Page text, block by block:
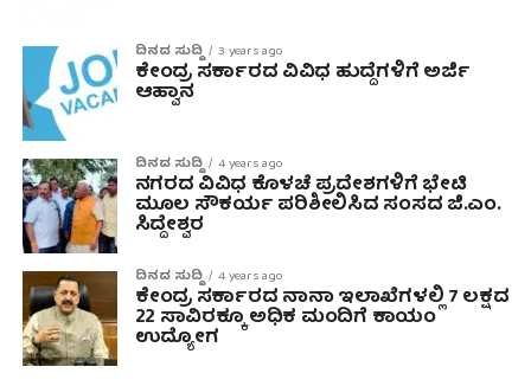
ದಿನದ ಸುದ್ದಿ 3 years ago
ಕೇಂದ್ರ ಸರ್ಕಾರದ ವಿವಿಧ ಹುದ್ದೆಗಳಿಗೆ ಅರ್ಜಿ
ಆಹ್ವಾನ
ದಿನದ ಸುದ್ದಿ 4 years ago
ನಗರದ ವಿವಿಧ ಕೊಳಚೆ ಪ್ರದೇಶಗಳಿಗೆ ಭೇಟಿ
ಮೂಲ ಸೌಕರ್ಯ ಪರಿಶೀಲಿಸಿದ ಸಂಸದ ಜಿ.ಎಂ.
ಸಿದ್ದೇಶ್ವರ
ದಿನದ ಸುದ್ದಿ 4 years ago
ಕೇಂದ್ರ ಸರ್ಕಾರದ ನಾನಾ ಇಲಾಖೆಗಳಲ್ಲಿ 7 ಲಕ್ಷದ
22 ಸಾವಿರಕ್ಕೂ ಅಧಿಕ ಮಂದಿಗೆ ಕಾಯಂ
ಉದ್ಯೋಗ